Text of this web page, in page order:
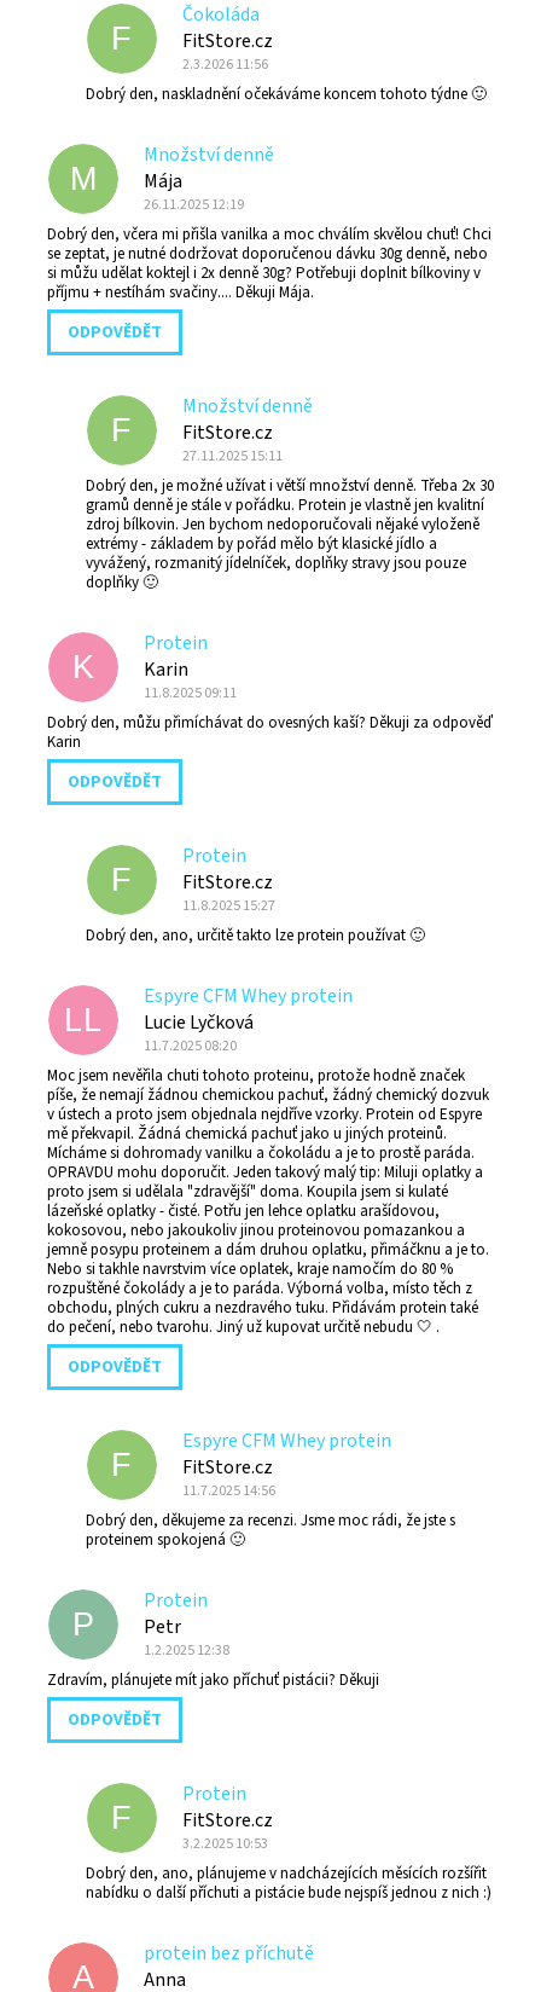
F
Čokoláda
FitStore.cz
2.3.2026 11:56
Dobrý den, naskladnění očekáváme koncem tohoto týdne 🙂
M
Množství denně
Mája
26.11.2025 12:19
Dobrý den, včera mi přišla vanilka a moc chválím skvělou chuť! Chci
se zeptat, je nutné dodržovat doporučenou dávku 30g denně, nebo
si můžu udělat koktejl i 2x denně 30g? Potřebuji doplnit bílkoviny v
příjmu + nestíhám svačiny.... Děkuji Mája.
ODPOVĚDĚT
F
Množství denně
FitStore.cz
27.11.2025 15:11
Dobrý den, je možné užívat i větší množství denně. Třeba 2x 30
gramů denně je stále v pořádku. Protein je vlastně jen kvalitní
zdroj bílkovin. Jen bychom nedoporučovali nějaké vyloženě
extrémy - základem by pořád mělo být klasické jídlo a
vyvážený, rozmanitý jídelníček, doplňky stravy jsou pouze
doplňky 🙂
K
Protein
Karin
11.8.2025 09:11
Dobrý den, můžu přimíchávat do ovesných kaší? Děkuji za odpověď
Karin
ODPOVĚDĚT
F
Protein
FitStore.cz
11.8.2025 15:27
Dobrý den, ano, určitě takto lze protein používat 🙂
LL
Espyre CFM Whey protein
Lucie Lyčková
11.7.2025 08:20
Moc jsem nevěřila chuti tohoto proteinu, protože hodně značek
píše, že nemají žádnou chemickou pachuť, žádný chemický dozvuk
v ústech a proto jsem objednala nejdříve vzorky. Protein od Espyre
mě překvapil. Žádná chemická pachuť jako u jiných proteinů.
Mícháme si dohromady vanilku a čokoládu a je to prostě paráda.
OPRAVDU mohu doporučit. Jeden takový malý tip: Miluji oplatky a
proto jsem si udělala "zdravější" doma. Koupila jsem si kulaté
lázeňské oplatky - čisté. Potřu jen lehce oplatku arašídovou,
kokosovou, nebo jakoukoliv jinou proteinovou pomazankou a
jemně posypu proteinem a dám druhou oplatku, přimáčknu a je to.
Nebo si takhle navrstvim více oplatek, kraje namočím do 80 %
rozpuštěné čokolády a je to paráda. Výborná volba, místo těch z
obchodu, plných cukru a nezdravého tuku. Přidávám protein také
do pečení, nebo tvarohu. Jiný už kupovat určitě nebudu 🤍 .
ODPOVĚDĚT
F
Espyre CFM Whey protein
FitStore.cz
11.7.2025 14:56
Dobrý den, děkujeme za recenzi. Jsme moc rádi, že jste s
proteinem spokojená 🙂
P
Protein
Petr
1.2.2025 12:38
Zdravím, plánujete mít jako příchuť pistácii? Děkuji
ODPOVĚDĚT
F
Protein
FitStore.cz
3.2.2025 10:53
Dobrý den, ano, plánujeme v nadcházejících měsících rozšířit
nabídku o další příchuti a pistácie bude nejspíš jednou z nich :)
A
protein bez příchutě
Anna